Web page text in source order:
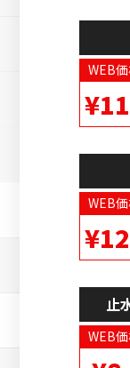
WEB
WEB
止
WEB